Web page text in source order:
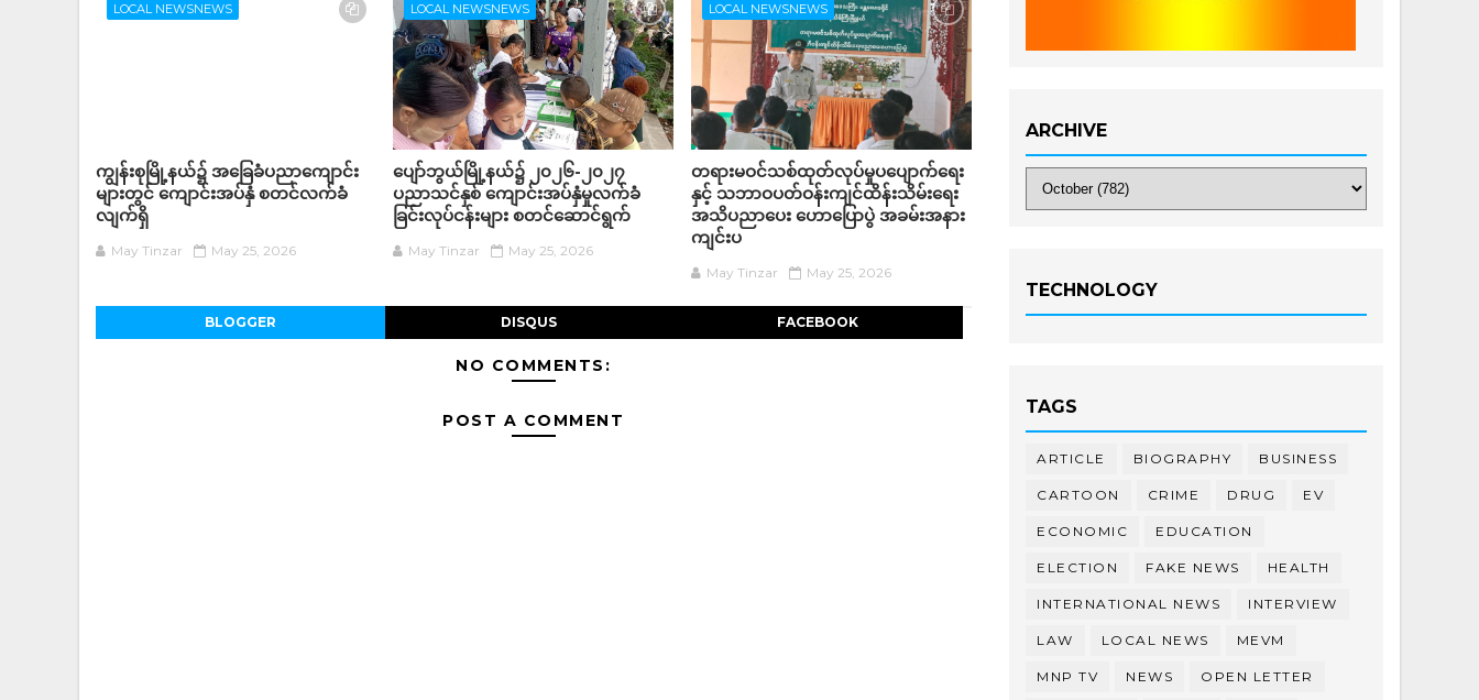
LOCAL NEWSNEWS
ကျွန်းစုမြို့နယ်၌ အခြေခံပညာကျောင်း
များတွင် ကျောင်းအပ်နှံ စတင်လက်ခံ
လျက်ရှိ
May Tinzar May 25, 2026
LOCAL NEWSNEWS
ပျော်ဘွယ်မြို့နယ်၌ ၂၀၂၆-၂၀၂၇
ပညာသင်နှစ် ကျောင်းအပ်နှံမှုလက်ခံ
ခြင်းလုပ်ငန်းများ စတင်ဆောင်ရွက်
May Tinzar May 25, 2026
LOCAL NEWSNEWS
တရားမဝင်သစ်ထုတ်လုပ်မှုပပျောက်ရေး
နှင့် သဘာဝပတ်ဝန်းကျင်ထိန်းသိမ်းရေး
အသိပညာပေး ဟောပြောပွဲ အခမ်းအနား
ကျင်းပ
May Tinzar May 25, 2026
BLOGGER DISQUS FACEBOOK
NO COMMENTS:
POST A COMMENT
ARCHIVE
TECHNOLOGY
TAGS
ARTICLE BIOGRAPHY BUSINESS
CARTOON CRIME DRUG EV
ECONOMIC EDUCATION
ELECTION FAKE NEWS HEALTH
INTERNATIONAL NEWS INTERVIEW
LAW LOCAL NEWS MEVM
MNP TV NEWS OPEN LETTER